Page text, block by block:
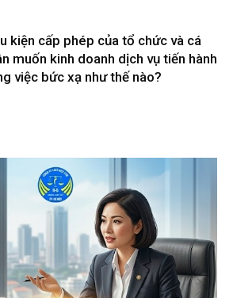
kiện cấp phép của tổ chức và cá
muốn kinh doanh dịch vụ tiến hành
việc bức xạ như thế nào?